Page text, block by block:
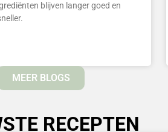
blijven langer goed en
MEER BLOGS
RECEPTEN